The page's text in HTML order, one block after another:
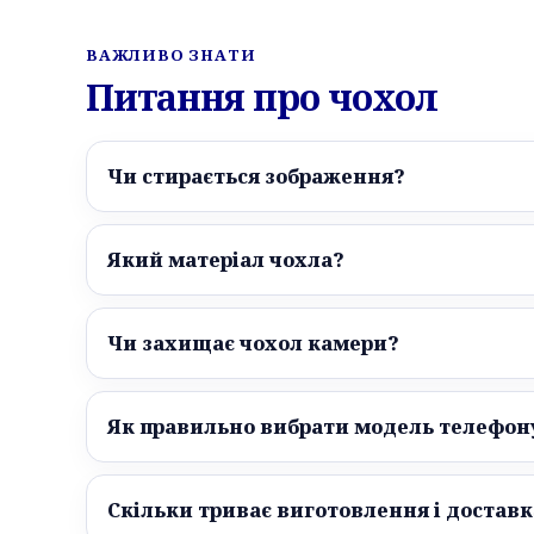
ВАЖЛИВО ЗНАТИ
Питання про чохол
Чи стирається зображення?
Який матеріал чохла?
Чи захищає чохол камери?
Як правильно вибрати модель
Скільки триває виготовлення і